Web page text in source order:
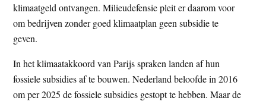
klimaatgeld ontvangen. Milieudefensie pleit er daarom voor
om bedrijven zonder goed klimaatplan geen subsidie te
geven.
In het klimaatakkoord van Parijs spraken landen af hun
fossiele subsidies af te bouwen. Nederland beloofde in 2016
om per 2025 de fossiele subsidies gestopt te hebben. Maar de